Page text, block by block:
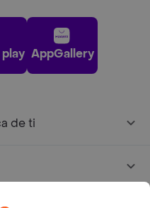
AppGallery
de ti